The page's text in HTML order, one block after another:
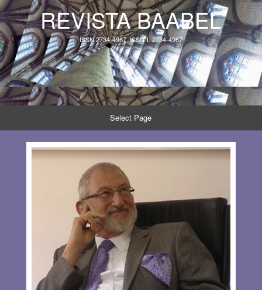
REVISTA BAABEL
ISSN 2734-4967, ISSN-L 2734-4967
Select Page